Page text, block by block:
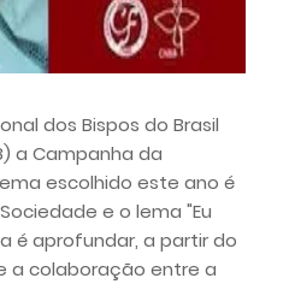
dos Bispos do Brasil
a Campanha da
escolhido este ano é
e o lema "Eu
é aprofundar, a partir do
a colaboração entre a